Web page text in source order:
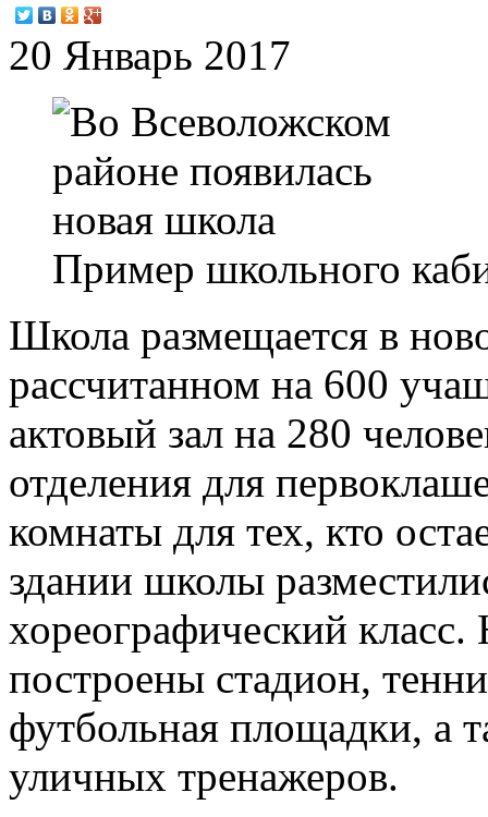
20 Январь 2017
Пример школьного
Школа размещается в
рассчитанном на 600
актовый зал на 280
отделения для
комнаты для тех, кто
здании школы
хореографический
построены стадион,
футбольная площадки, а
уличных тренажеров.